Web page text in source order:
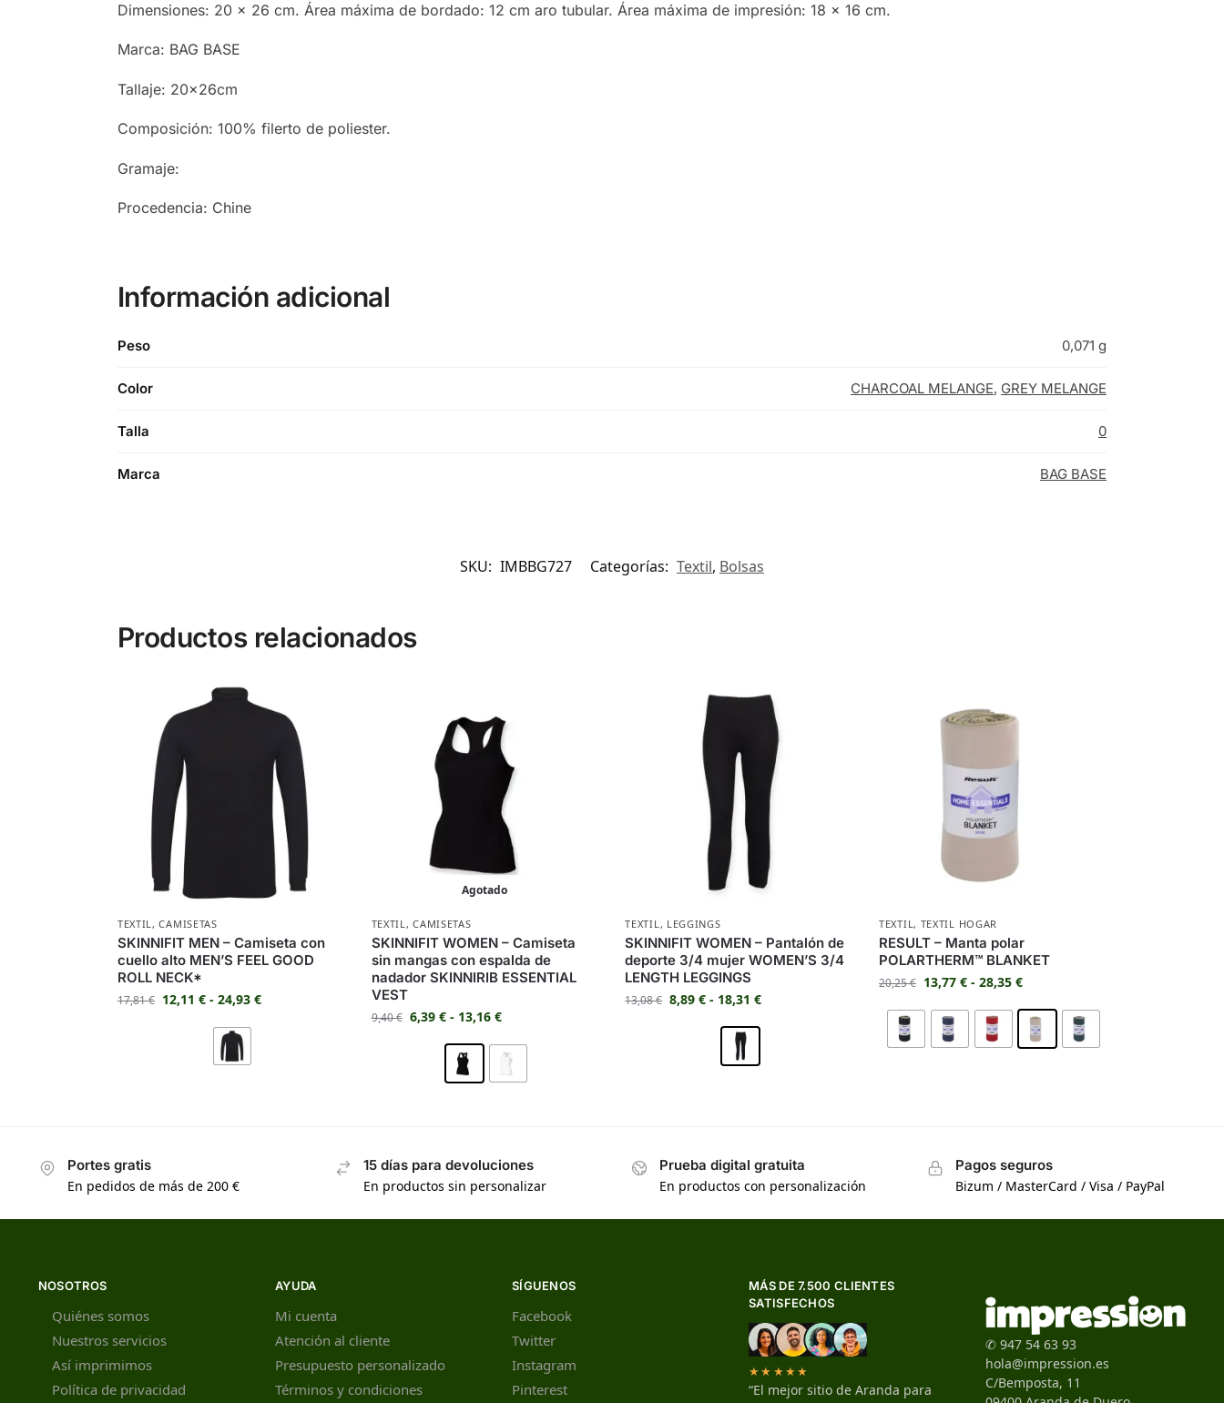
Dimensiones: 20 x 26 cm. Área máxima de bordado: 12 cm aro tubular. Área máxima de impresión: 18 x 16 cm.
Marca: BAG BASE
Tallaje: 20x26cm
Composición: 100% filerto de poliester.
Gramaje:
Procedencia: Chine
Información adicional
Peso 0,071 g
Color CHARCOAL MELANGE, GREY MELANGE
Talla 0
Marca BAG BASE
SKU: IMBBG727 Categorías: Textil, Bolsas
Productos relacionados
TEXTIL,CAMISETAS
SKINNIFIT MEN – Camiseta con
cuello alto MEN’S FEEL GOOD
ROLL NECK*
17,81€ 12,11 € - 24,93 €
Agotado
TEXTIL,CAMISETAS
SKINNIFIT WOMEN – Camiseta
sin mangas con espalda de
nadador SKINNIRIB ESSENTIAL
VEST
9,40€ 6,39 € - 13,16 €
TEXTIL, LEGGINGS
SKINNIFIT WOMEN – Pantalón de
deporte 3/4 mujer WOMEN’S 3/4
LENGTH LEGGINGS
13,08€ 8,89€ - 18,31€
TEXTIL, TEXTIL HOGAR
RESULT – Manta polar
POLARTHERM™ BLANKET
20,25€ 13,77€ - 28,35€
Portes gratis
En pedidos de más de 200 €
15 días para devoluciones
En productos sin personalizar
Prueba digital gratuita
En productos con personalización
Pagos seguros
Bizum / MasterCard / Visa / PayPal
NOSOTROS
Quiénes somos
Nuestros servicios
Así imprimimos
Política de privacidad
AYUDA
Mi cuenta
Atención al cliente
Presupuesto personalizado
Términos y condiciones
SÍGUENOS
Facebook
Twitter
Instagram
Pinterest
MÁS DE 7.500 CLIENTES
SATISFECHOS
★★★★★
“El mejor sitio de Aranda para
✆ 947 54 63 93
hola@impression.es
C/Bemposta, 11